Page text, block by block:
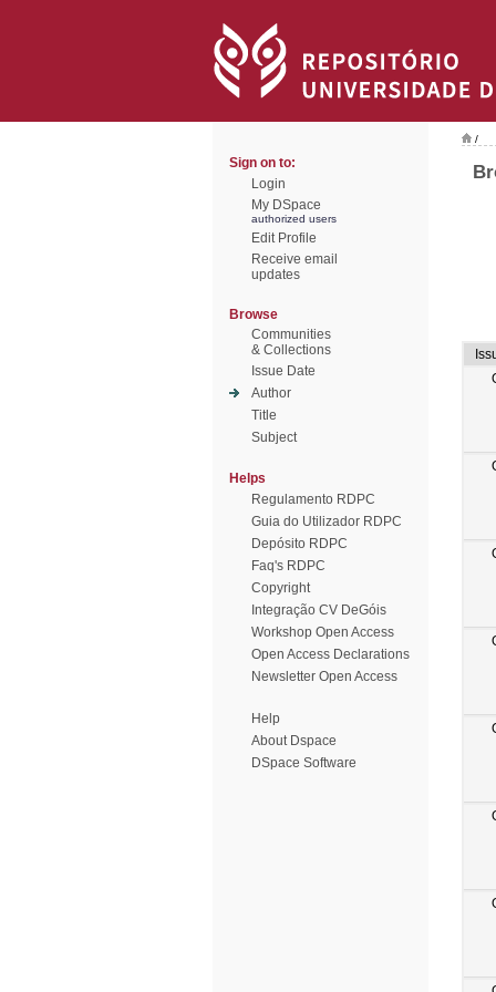
Sign on to:
Login
My DSpace
authorized users
Edit Profile
Receive email
updates
Browse
Communities
& Collections
Issue Date
Author
Title
Subject
Helps
Regulamento RDPC
Guia do Utilizador RDPC
Depósito RDPC
Faq's RDPC
Copyright
Integração CV DeGóis
Workshop Open Access
Open Access Declarations
Newsletter Open Access
Help
About Dspace
DSpace Software
/